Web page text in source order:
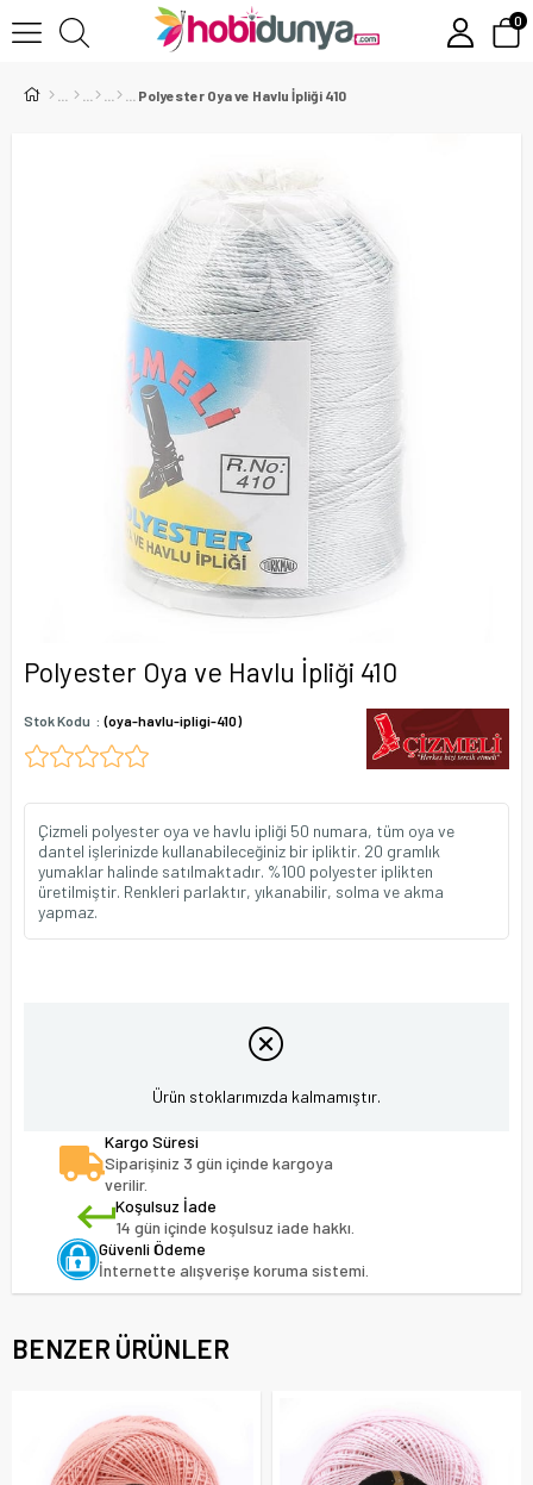
0
Polyester Oya ve Havlu İpliği 410
Polyester Oya ve Havlu İpliği 410
Stok Kodu (oya-havlu-ipligi-410)
Çizmeli polyester oya ve havlu ipliği 50 numara, tüm oya ve
dantel işlerinizde kullanabileceğiniz bir ipliktir. 20 gramlık
yumaklar halinde satılmaktadır. %100 polyester iplikten
üretilmiştir. Renkleri parlaktır, yıkanabilir, solma ve akma
yapmaz.
Ürün stoklarımızda kalmamıştır.
Kargo Süresi
Siparişiniz 3 gün içinde kargoya
verilir.
Koşulsuz İade
14 gün içinde koşulsuz iade hakkı.
Güvenli Ödeme
İnternette alışverişe koruma sistemi.
BENZER ÜRÜNLER